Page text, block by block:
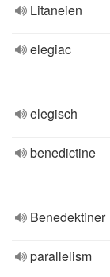
Litaneien
elegiac
elegisch
benedictine
Benedektiner
parallelism